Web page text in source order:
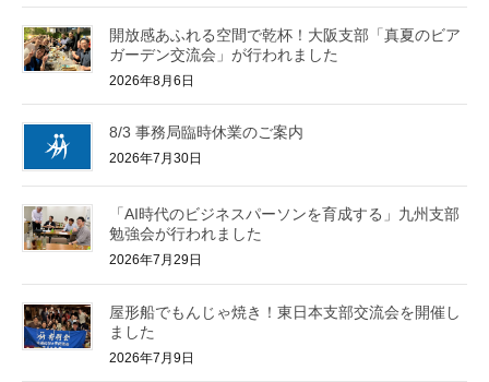
開放感あふれる空間で乾杯！大阪支部「真夏のビア
ガーデン交流会」が行われました
2026年8月6日
8/3 事務局臨時休業のご案内
2026年7月30日
「AI時代のビジネスパーソンを育成する」九州支部
勉強会が行われました
2026年7月29日
屋形船でもんじゃ焼き！東日本支部交流会を開催し
ました
2026年7月9日